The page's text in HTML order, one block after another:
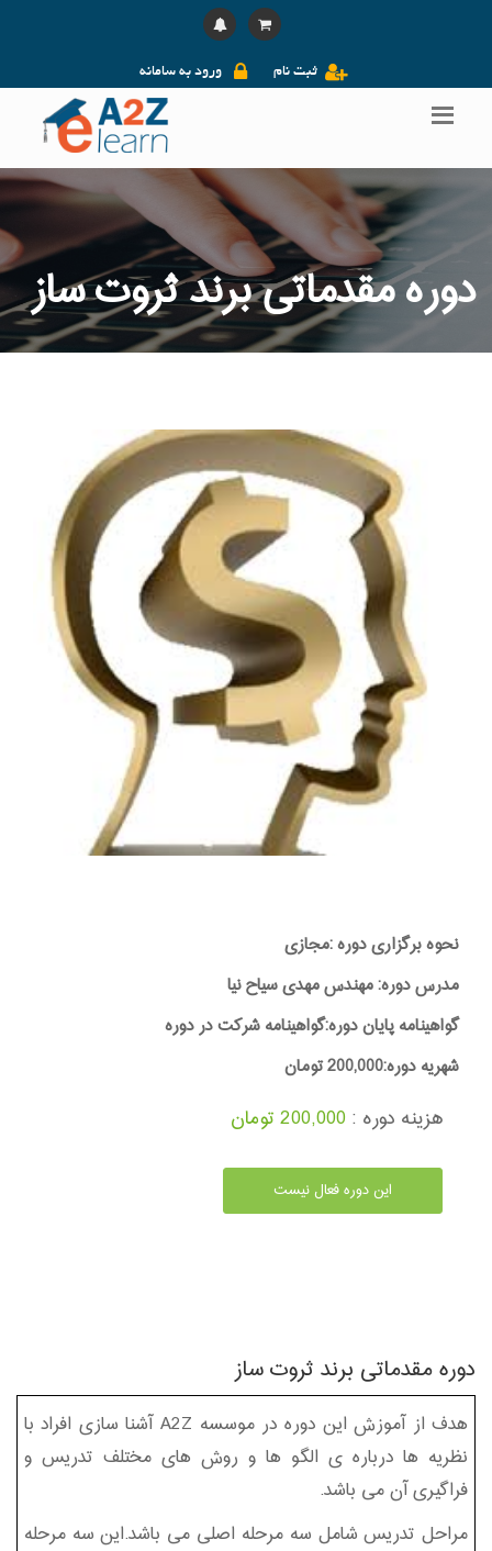
ورود به سامانه ثبت نام
دوره مقدماتی برند ثروت ساز
نحوه برگزاری دوره :مجازی
مدرس دوره: مهندس مهدی سیاح نیا
گواهینامه پایان دوره:گواهینامه شرکت در دوره
شهریه دوره:200,000 تومان
هزینه دوره : 200,000 تومان
این دوره فعال نیست
دوره مقدماتی برند ثروت ساز
هدف از آموزش این دوره در موسسه A2Z آشنا سازی افراد با
نظریه ها درباره ی الگو ها و روش های مختلف تدریس و
فراگیری آن می باشد.
مراحل تدریس شامل سه مرحله اصلی می باشد.این سه مرحله